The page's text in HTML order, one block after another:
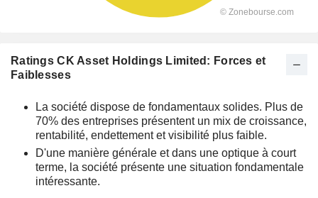
Ratings CK Asset Holdings Limited: Forces et
Faiblesses
La société dispose de fondamentaux solides. Plus de
70% des entreprises présentent un mix de croissance,
rentabilité, endettement et visibilité plus faible.
D'une manière générale et dans une optique à court
terme, la société présente une situation fondamentale
intéressante.